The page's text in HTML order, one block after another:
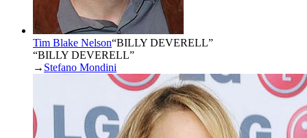
Tim Blake Nelson“BILLY DEVERELL”
“BILLY DEVERELL”
→ Stefano Mondini